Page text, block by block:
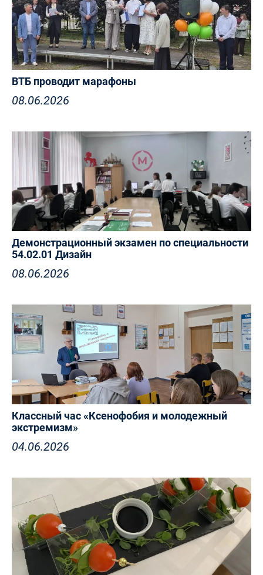
ВТБ проводит марафоны
08.06.2026
Демонстрационный экзамен по специальности
54.02.01 Дизайн
08.06.2026
Классный час «Ксенофобия и молодежный
экстремизм»
04.06.2026